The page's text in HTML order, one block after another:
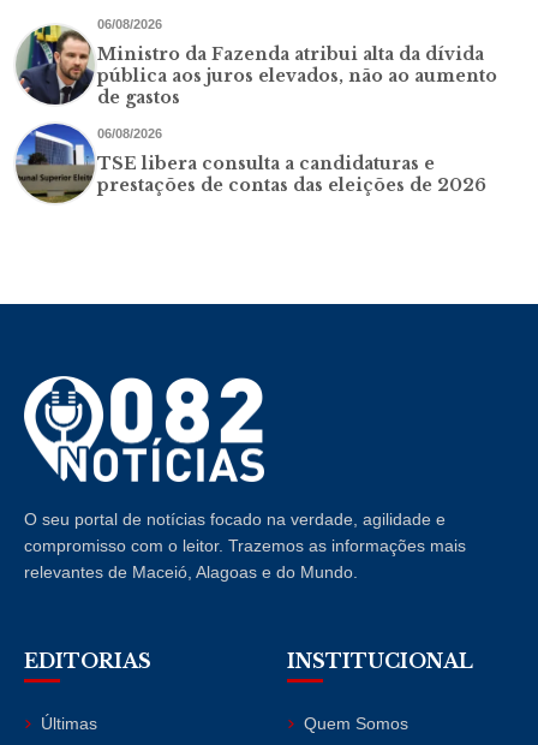
06/08/2026
Ministro da Fazenda atribui alta da dívida
pública aos juros elevados, não ao aumento
de gastos
06/08/2026
TSE libera consulta a candidaturas e
prestações de contas das eleições de 2026
O seu portal de notícias focado na verdade, agilidade e
compromisso com o leitor. Trazemos as informações mais
relevantes de Maceió, Alagoas e do Mundo.
EDITORIAS
Últimas
INSTITUCIONAL
Quem Somos